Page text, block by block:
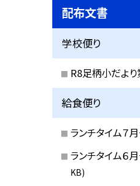
配布文書
学校便り
R8足柄小だよ
給食便り
ランチタイム７
ランチタイム６
KB)